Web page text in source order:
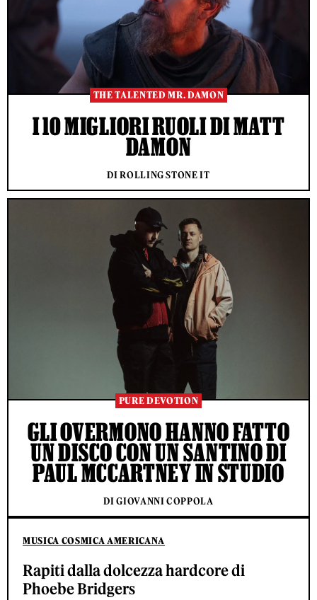
MUSICA COSMICA AMERICANA
Rapiti dalla dolcezza hardcore di
Phoebe Bridgers
THE TALENTED MR. DAMON
I 10 MIGLIORI RUOLI DI MATT
DAMON
DI ROLLING STONE IT
PURE DEVOTION
GLI OVERMONO HANNO FATTO
UN DISCO CON UN SANTINO DI
PAUL MCCARTNEY IN STUDIO
DI GIOVANNI COPPOLA